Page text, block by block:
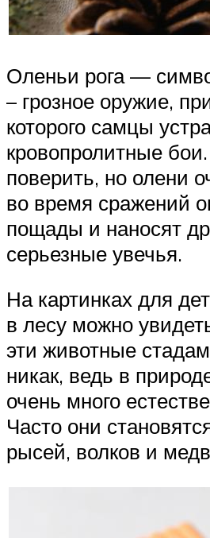
Оленьи рога —
– грозное оружие,
которого самцы
кровопролитные
поверить, но олени
во время сражений
пощады и наносят
серьезные увечья.
На картинках для
в лесу можно
эти животные
никак, ведь в
очень много
Часто они
рысей, волков и